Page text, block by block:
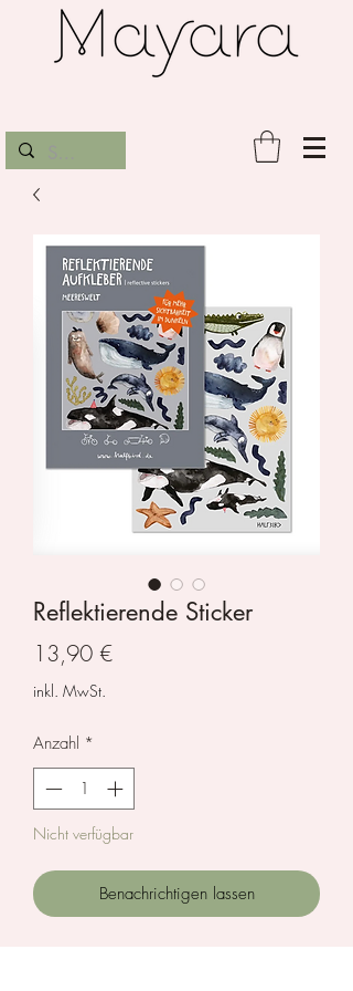
Reflektierende Sticker
13,90 €Preis
inkl. MwSt.
Anzahl *
Nicht verfügbar
Benachrichtigen lassen